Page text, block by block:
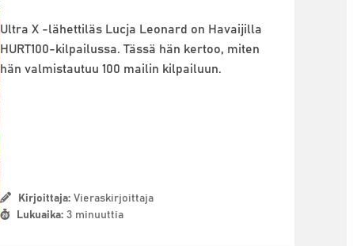
Ultra X -lähettiläs Lucja Leonard on Havaijilla
HURT100-kilpailussa. Tässä hän kertoo, miten
hän valmistautuu 100 mailin kilpailuun.
Kirjoittaja: Vieraskirjoittaja
Lukuaika: 3 minuuttia